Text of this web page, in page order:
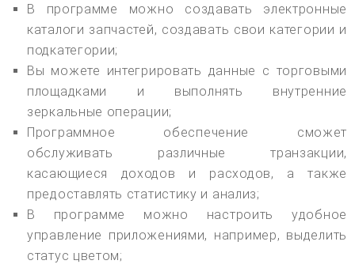
В программе можно создавать электронные
каталоги запчастей, создавать свои категории и
подкатегории;
Вы можете интегрировать данные с торговыми
площадками и выполнять внутренние
зеркальные операции;
Программное обеспечение сможет
обслуживать различные транзакции,
касающиеся доходов и расходов, а также
предоставлять статистику и анализ;
В программе можно настроить удобное
управление приложениями, например, выделить
статус цветом;